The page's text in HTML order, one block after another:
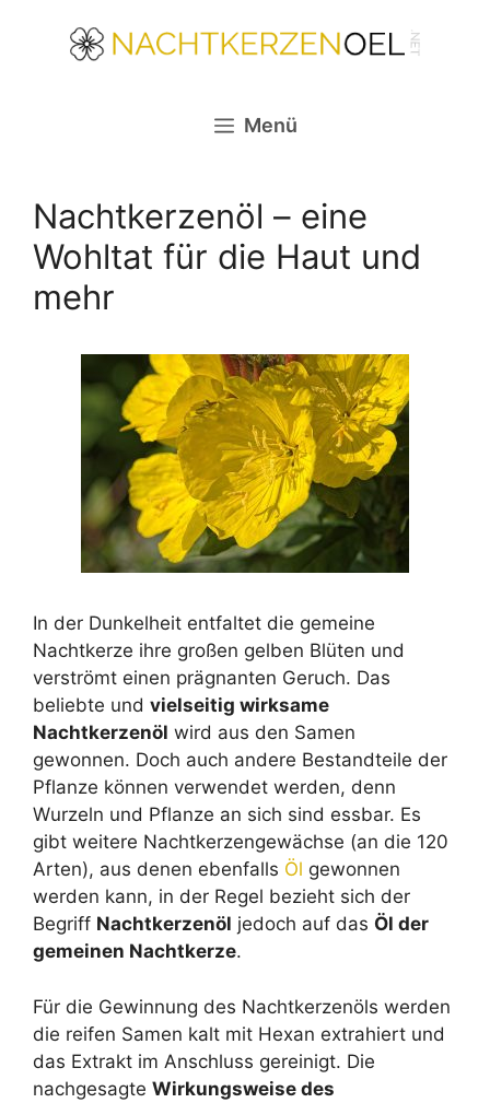
Menü
Nachtkerzenöl – eine
Wohltat für die Haut und
mehr
In der Dunkelheit entfaltet die gemeine
Nachtkerze ihre großen gelben Blüten und
verströmt einen prägnanten Geruch. Das
beliebte und vielseitig wirksame
Nachtkerzenöl wird aus den Samen
gewonnen. Doch auch andere Bestandteile der
Pflanze können verwendet werden, denn
Wurzeln und Pflanze an sich sind essbar. Es
gibt weitere Nachtkerzengewächse (an die 120
Arten), aus denen ebenfalls Öl gewonnen
werden kann, in der Regel bezieht sich der
Begriff Nachtkerzenöl jedoch auf das Öl der
gemeinen Nachtkerze.
Für die Gewinnung des Nachtkerzenöls werden
die reifen Samen kalt mit Hexan extrahiert und
das Extrakt im Anschluss gereinigt. Die
nachgesagte Wirkungsweise des